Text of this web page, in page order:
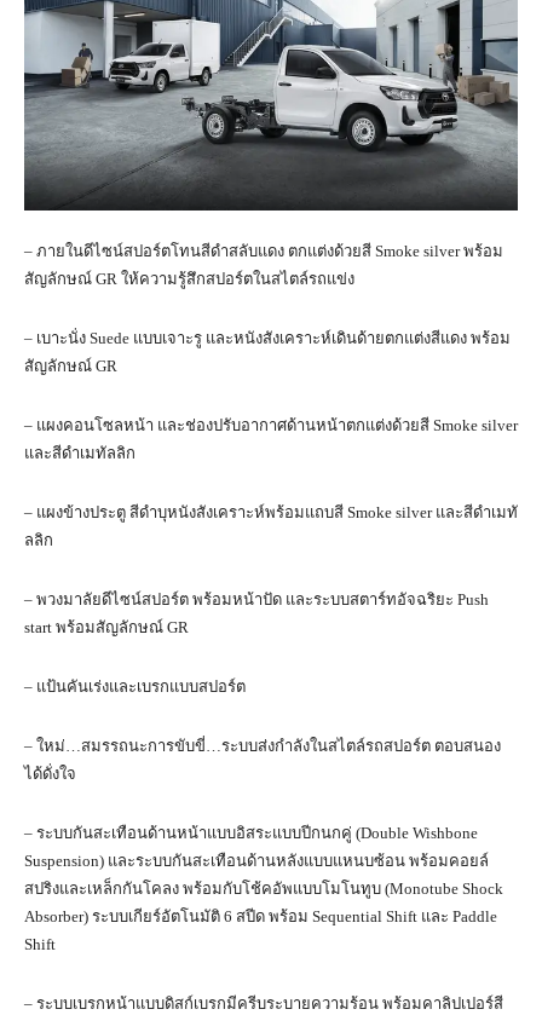
– ภายในดีไซน์สปอร์ตโทนสีดำสลับแดง ตกแต่งด้วยสี Smoke silver พร้อม
สัญลักษณ์ GR ให้ความรู้สึกสปอร์ตในสไตล์รถแข่ง
– เบาะนั่ง Suede แบบเจาะรู และหนังสังเคราะห์เดินด้ายตกแต่งสีแดง พร้อม
สัญลักษณ์ GR
– แผงคอนโซลหน้า และช่องปรับอากาศด้านหน้าตกแต่งด้วยสี Smoke silver
และสีดำเมทัลลิก
– แผงข้างประตู สีดำบุหนังสังเคราะห์พร้อมแถบสี Smoke silver และสีดําเมทั
ลลิก
– พวงมาลัยดีไซน์สปอร์ต พร้อมหน้าปัด และระบบสตาร์ทอัจฉริยะ Push
start พร้อมสัญลักษณ์ GR
– แป้นคันเร่งและเบรกแบบสปอร์ต
– ใหม่…สมรรถนะการขับขี่…ระบบส่งกำลังในสไตล์รถสปอร์ต ตอบสนอง
ได้ดั่งใจ
– ระบบกันสะเทือนด้านหน้าแบบอิสระแบบปีกนกคู่ (Double Wishbone
Suspension) และระบบกันสะเทือนด้านหลังแบบแหนบซ้อน พร้อมคอยล์
สปริงและเหล็กกันโคลง พร้อมกับโช้คอัพแบบโมโนทูบ (Monotube Shock
Absorber) ระบบเกียร์อัตโนมัติ 6 สปีด พร้อม Sequential Shift และ Paddle
Shift
– ระบบเบรกหน้าแบบดิสก์เบรกมีครีบระบายความร้อน พร้อมคาลิปเปอร์สี